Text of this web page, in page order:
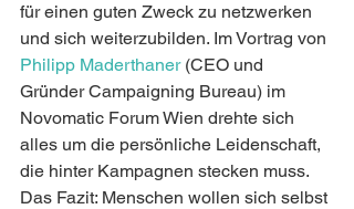
für einen guten Zweck zu netzwerken
und sich weiterzubilden. Im Vortrag von
Philipp Maderthaner (CEO und
Gründer Campaigning Bureau) im
Novomatic Forum Wien drehte sich
alles um die persönliche Leidenschaft,
die hinter Kampagnen stecken muss.
Das Fazit: Menschen wollen sich selbst